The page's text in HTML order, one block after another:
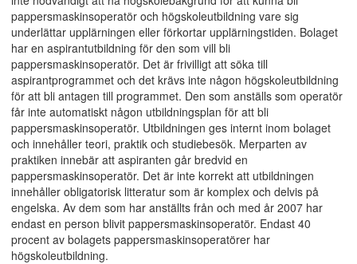
pappersmaskinsoperatör och högskoleutbildning vare sig
underlättar upplärningen eller förkortar upplärningstiden. Bolaget
har en aspirantutbildning för den som vill bli
pappersmaskinsoperatör. Det är frivilligt att söka till
aspirantprogrammet och det krävs inte någon högskoleutbildning
för att bli antagen till programmet. Den som anställs som operatör
får inte automatiskt någon utbildningsplan för att bli
pappersmaskinsoperatör. Utbildningen ges internt inom bolaget
och innehåller teori, praktik och studiebesök. Merparten av
praktiken innebär att aspiranten går bredvid en
pappersmaskinsoperatör. Det är inte korrekt att utbildningen
innehåller obligatorisk litteratur som är komplex och delvis på
engelska. Av dem som har anställts från och med år 2007 har
endast en person blivit pappersmaskinsoperatör. Endast 40
procent av bolagets pappersmaskinsoperatörer har
högskoleutbildning.